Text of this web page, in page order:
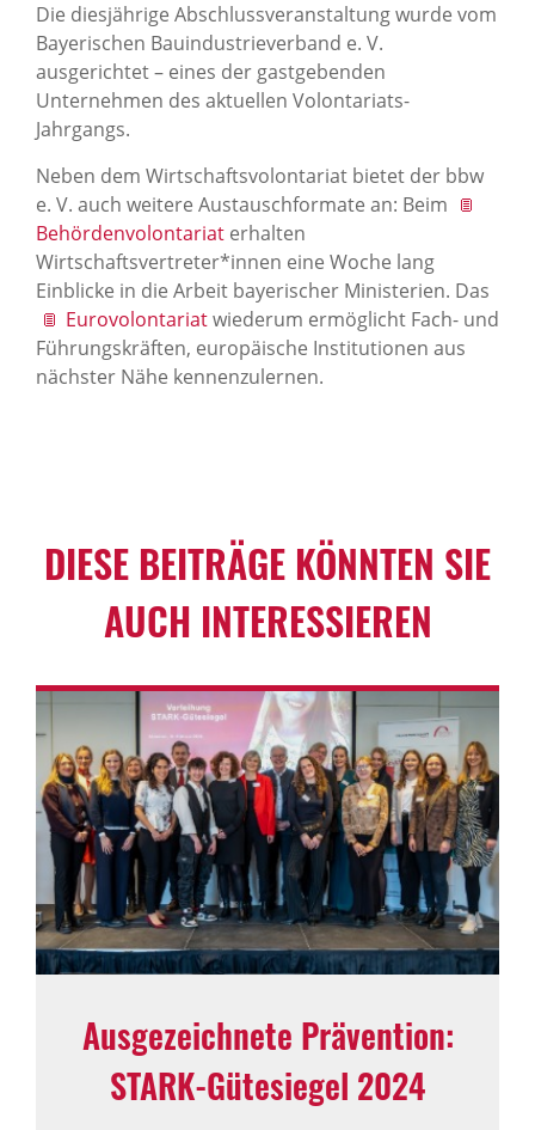
Die diesjährige Abschlussveranstaltung wurde vom
Bayerischen Bauindustrieverband e. V.
ausgerichtet – eines der gastgebenden
Unternehmen des aktuellen Volontariats-
Jahrgangs.
Neben dem Wirtschaftsvolontariat bietet der bbw
e. V. auch weitere Austauschformate an: Beim
Behördenvolontariat erhalten
Wirtschaftsvertreter*innen eine Woche lang
Einblicke in die Arbeit bayerischer Ministerien. Das
Eurovolontariatwiederum ermöglicht Fach- und
Führungskräften, europäische Institutionen aus
nächster Nähe kennenzulernen.
DIESE BEITRÄGE KÖNNTEN SIE
AUCH INTER­ES­SIEREN
Ausge­zeich­nete Präven­tion:
STARK-​Gütesiegel 2024